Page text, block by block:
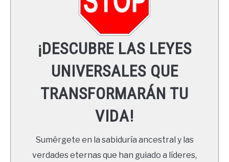
LEYES UNIVERSALES
RECURSOS
NEWSLETTER
¡DESCUBRE LAS LEYES
UNIVERSALES QUE
TRANSFORMARÁN TU
VIDA!
Sumérgete en la sabiduría ancestral y las
verdades eternas que han guiado a líderes,